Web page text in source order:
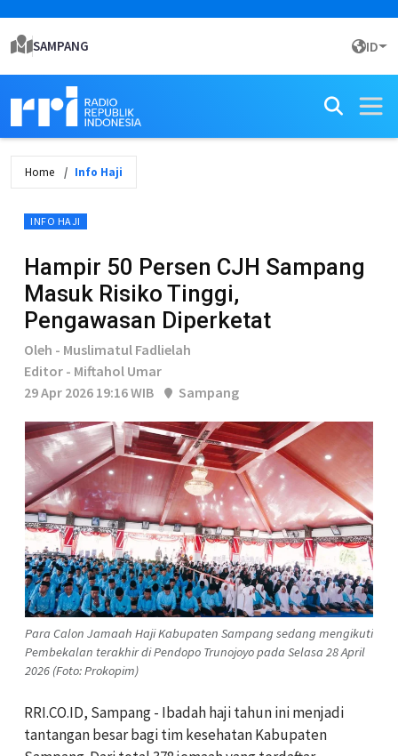
SAMPANG ID
Home Info Haji
INFO HAJI
Hampir 50 Persen CJH Sampang
Masuk Risiko Tinggi,
Pengawasan Diperketat
Oleh - Muslimatul Fadlielah
Editor - Miftahol Umar
29 Apr 2026 19:16 WIB
Sampang
Para Calon Jamaah Haji Kabupaten Sampang sedang mengikuti
Pembekalan terakhir di Pendopo Trunojoyo pada Selasa 28 April
2026 (Foto: Prokopim)
RRI.CO.ID, Sampang - Ibadah haji tahun ini menjadi
tantangan besar bagi tim kesehatan Kabupaten